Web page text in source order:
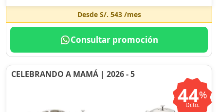
Desde S/. 543/mes
Consultar promoción
CELEBRANDO A MAMÁ | 2026 - 5
44%
Dcto.